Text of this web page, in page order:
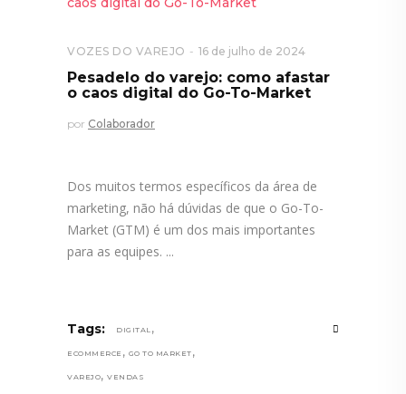
VOZES DO VAREJO 16 de julho de 2024
Pesadelo do varejo: como afastar
o caos digital do Go-To-Market
por Colaborador
Dos muitos termos específicos da área de
marketing, não há dúvidas de que o Go-To-
Market (GTM) é um dos mais importantes
para as equipes.
Tags: DIGITAL ,
ECOMMERCE , GO TO MARKET ,
VAREJO, VENDAS